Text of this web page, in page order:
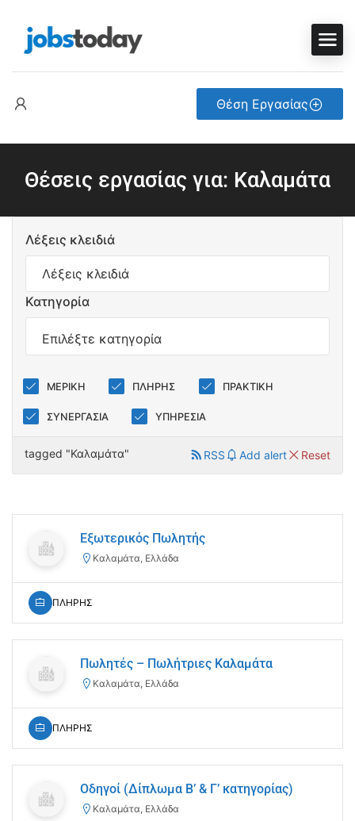
Θέση Εργασίας
Θέσεις εργασίας για: Καλαμάτα
Λέξεις κλειδιά
Κατηγορία
ΜΕΡΙΚΗ ΠΛΗΡΗΣ ΠΡΑΚΤΙΚΗ
ΣΥΝΕΡΓΑΣΙΑ ΥΠΗΡΕΣΙΑ
tagged "Καλαμάτα" Reset
RSS Add alert
Εξωτερικός Πωλητής
Καλαμάτα, Ελλάδα
ΠΛΗΡΗΣ
Πωλητές – Πωλήτριες Καλαμάτα
Καλαμάτα, Ελλάδα
ΠΛΗΡΗΣ
Οδηγοί (Δίπλωμα Β’ & Γ’ κατηγορίας)
Καλαμάτα, Ελλάδα